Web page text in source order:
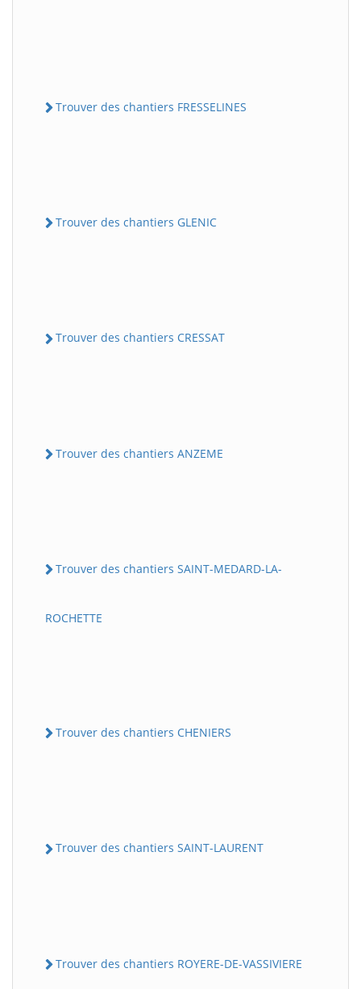
Trouver des chantiers FRESSELINES
Trouver des chantiers GLENIC
Trouver des chantiers CRESSAT
Trouver des chantiers ANZEME
Trouver des chantiers SAINT-MEDARD-LA-
ROCHETTE
Trouver des chantiers CHENIERS
Trouver des chantiers SAINT-LAURENT
Trouver des chantiers ROYERE-DE-VASSIVIERE